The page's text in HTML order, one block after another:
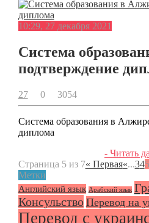
10:29, 27 декабря 2021
Система
подтверждение
27 0 3054
Система образования в
диплома
- Читать
Страница 5 из 7« Первая«...345
Метки
Английский язык Арабский язык
Консульство Перевод на
Перевод с